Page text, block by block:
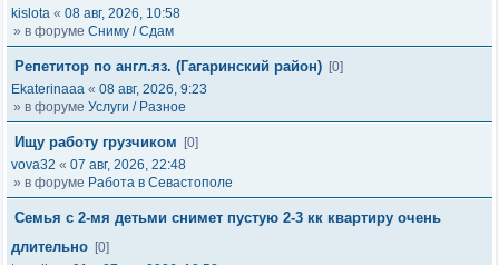
kislota « 08 авг, 2026, 10:58
» в форуме Сниму / Сдам
Репетитор по англ.яз. (Гагаринский район) [0]
Ekaterinaaa « 08 авг, 2026, 9:23
» в форуме Услуги / Разное
Ищу работу грузчиком
[0]
vova32 « 07 авг, 2026, 22:48
» в форуме Работа в Севастополе
Семья с 2-мя детьми снимет пустую 2-3 кк квартиру очень
длительно [0]